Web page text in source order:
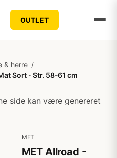
OUTLET
& herre /
Sort - Str. 58-61 cm
side kan være genereret
MET
MET Allroad -